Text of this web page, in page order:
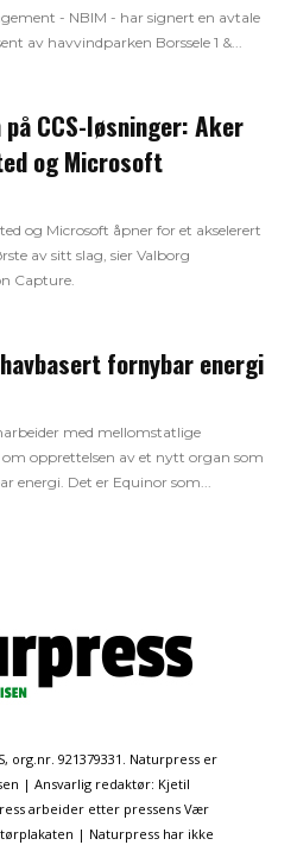
- NBIM - har signert en avtale
av havvindparken Borssele 1 &...
CCS-løsninger: Aker
og Microsoft
og Microsoft åpner for et akselerert
av sitt slag, sier Valborg
Capture.
fornybar energi
med mellomstatlige
opprettelsen av et nytt organ som
energi. Det er Equinor som...
org.nr. 921379331. Naturpress er
| Ansvarlig redaktør: Kjetil
arbeider etter pressens Vær
| Naturpress har ikke